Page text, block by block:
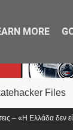
Files
Νέα ΚΥΑ
MORE